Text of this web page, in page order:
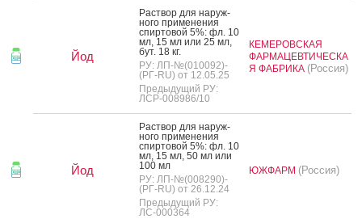
Йод
Рас­твор для на­руж­
но­го при­мене­ния
спир­то­вой 5%: фл. 10
мл, 15 мл или 25 мл,
бут. 18 кг.
РУ: ЛП-№(010092)-
(РГ-RU) от 12.05.25
Предыдущий РУ:
ЛСР-008986/10
КЕМЕРОВСКАЯ
ФАРМАЦЕВТИЧЕСКА
Я ФАБРИКА (Россия)
Йод
Рас­твор для на­руж­
но­го при­мене­ния
спир­то­вой 5%: фл. 10
мл, 15 мл, 50 мл или
100 мл
РУ: ЛП-№(008290)-
(РГ-RU) от 26.12.24
Предыдущий РУ:
ЛС-000364
ЮЖФАРМ (Россия)